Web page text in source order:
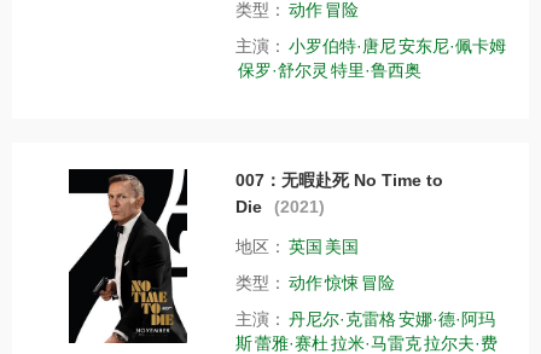
类型： 动作冒险
主演： 小罗伯特·唐尼安东尼·佩卡姆
保罗·舒尔灵 特里·鲁西奥
007：无暇赴死 No Time to
Die
(2021)
地区： 英国 美国
类型： 动作惊悚冒险
主演： 丹尼尔·克雷格安娜·德·阿玛
斯蕾雅·赛杜拉米·马雷克拉尔夫·费